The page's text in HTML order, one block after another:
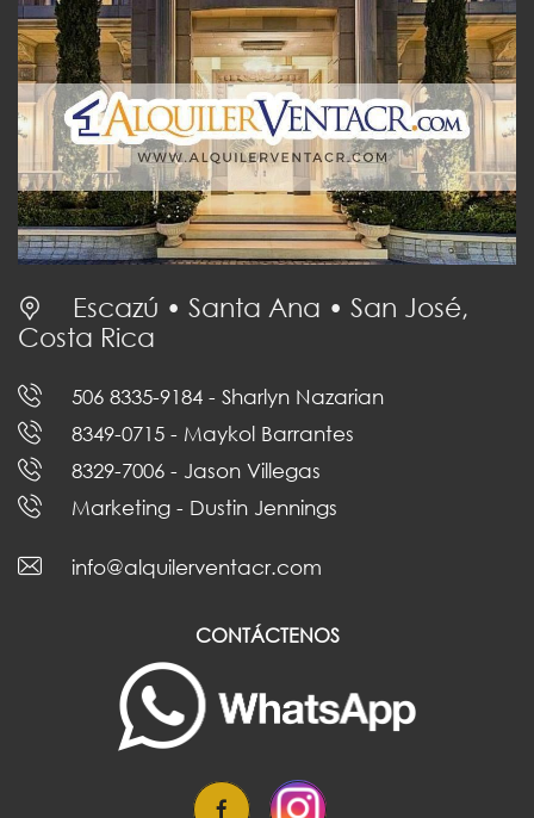
Escazú • Santa Ana • San José,
Costa Rica
506 8335-9184 - Sharlyn Nazarian
8349-0715 - Maykol Barrantes
8329-7006 - Jason Villegas
Marketing - Dustin Jennings
info@alquilerventacr.com
CONTÁCTENOS